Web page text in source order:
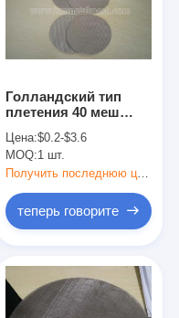
Голландский тип
плетения 40 меш
экранный пакет для
переработки
пластика и резины
сетчатый
фильтрующий диск
экструдера
Цена:$0.2-$3.6
MOQ:1 шт.
теперь говорите